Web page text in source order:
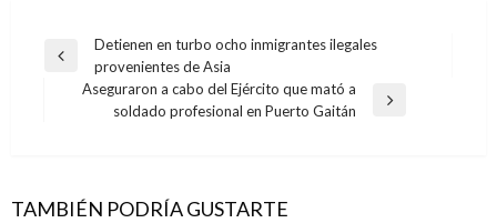
Navegación
entradas
Entrada
anterior
Detienen en turbo ocho inmigrantes ilegales
provenientes de Asia
Entrada
Aseguraron a cabo del Ejército que mató a
soldado profesional en Puerto Gaitán
TAMBIÉN PODRÍA GUSTARTE